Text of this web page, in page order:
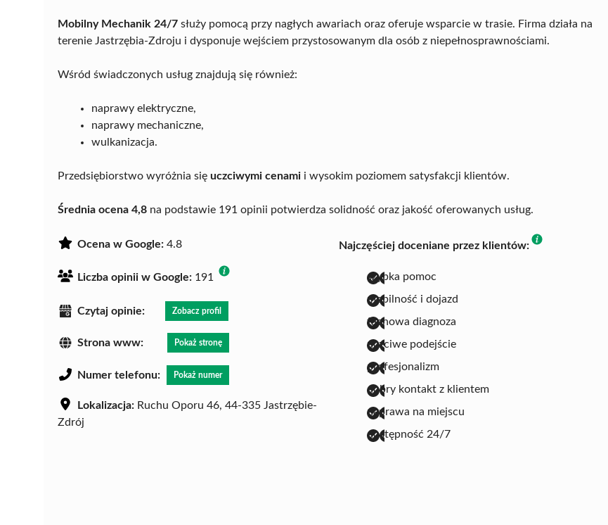
Mobilny Mechanik 24/7 służy pomocą przy nagłych awariach oraz oferuje wsparcie w trasie. Firma działa na
terenie Jastrzębia-Zdroju i dysponuje wejściem przystosowanym dla osób z niepełnosprawnościami.
Wśród świadczonych usług znajdują się również:
naprawy elektryczne,
naprawy mechaniczne,
wulkanizacja.
Przedsiębiorstwo wyróżnia się uczciwymi cenami i wysokim poziomem satysfakcji klientów.
Średnia ocena 4,8 na podstawie 191 opinii potwierdza solidność oraz jakość oferowanych usług.
Ocena w Google: 4.8
Liczba opinii w Google: 191
Czytaj opinie: Zobacz profil
Strona www: Pokaż stronę
Numer telefonu: Pokaż numer
Lokalizacja: Ruchu Oporu 46, 44-335 Jastrzębie-
Zdrój
Najczęściej doceniane przez klientów:
szybka pomoc
mobilność i dojazd
fachowa diagnoza
uczciwe podejście
profesjonalizm
dobry kontakt z klientem
naprawa na miejscu
dostępność 24/7